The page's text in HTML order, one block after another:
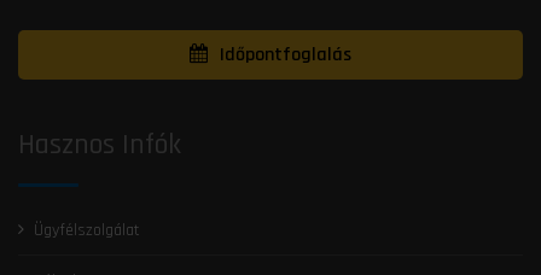
Időpontfoglalás
Hasznos Infók
Ügyfélszolgálat